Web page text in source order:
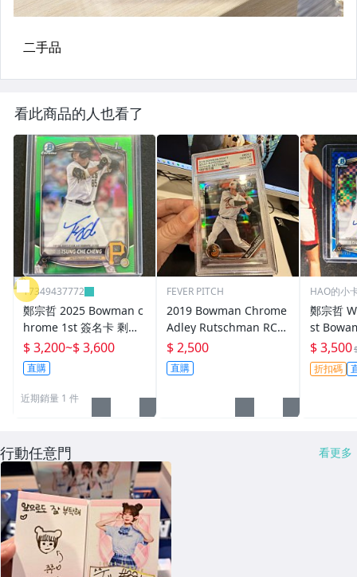
看此商品的人也看了
Y7349437772
鄭宗哲 2025 Bowman c
hrome 1st 簽名卡 剩兩
張 限/99 （下單詢問庫
存）
$ 3,200~$ 3,600
直購
近期銷量 1 件
FEVER PITCH
2019 Bowman Chrome
Adley Rutschman RC
新人卡 銀亮 PSA10
$ 2,500
直購
HAO的小
鄭宗哲
st
ctors /
$ 3,500
折扣碼
行動任意門 看更多